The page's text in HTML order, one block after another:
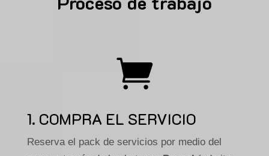

1. COMPRA EL SERVICIO
Reserva el pack de servicios por medio del